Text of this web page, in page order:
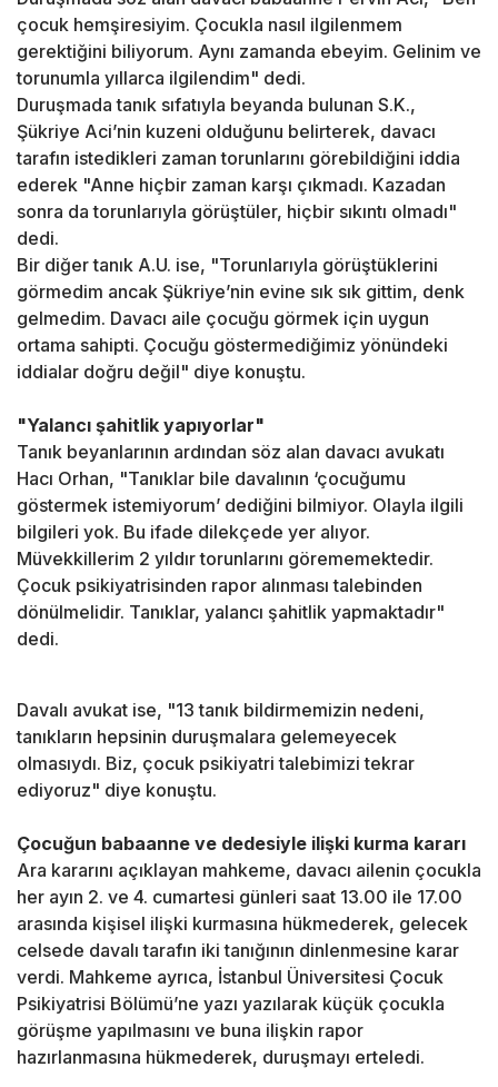
çocuk hemşiresiyim. Çocukla nasıl ilgilenmem
gerektiğini biliyorum. Aynı zamanda ebeyim. Gelinim ve
torunumla yıllarca ilgilendim" dedi.
Duruşmada tanık sıfatıyla beyanda bulunan S.K.,
Şükriye Aci’nin kuzeni olduğunu belirterek, davacı
tarafın istedikleri zaman torunlarını görebildiğini iddia
ederek "Anne hiçbir zaman karşı çıkmadı. Kazadan
sonra da torunlarıyla görüştüler, hiçbir sıkıntı olmadı"
dedi.
Bir diğer tanık A.U. ise, "Torunlarıyla görüştüklerini
görmedim ancak Şükriye’nin evine sık sık gittim, denk
gelmedim. Davacı aile çocuğu görmek için uygun
ortama sahipti. Çocuğu göstermediğimiz yönündeki
iddialar doğru değil" diye konuştu.
"Yalancı şahitlik yapıyorlar"
Tanık beyanlarının ardından söz alan davacı avukatı
Hacı Orhan, "Tanıklar bile davalının ‘çocuğumu
göstermek istemiyorum’ dediğini bilmiyor. Olayla ilgili
bilgileri yok. Bu ifade dilekçede yer alıyor.
Müvekkillerim 2 yıldır torunlarını görememektedir.
Çocuk psikiyatrisinden rapor alınması talebinden
dönülmelidir. Tanıklar, yalancı şahitlik yapmaktadır"
dedi.
Davalı avukat ise, "13 tanık bildirmemizin nedeni,
tanıkların hepsinin duruşmalara gelemeyecek
olmasıydı. Biz, çocuk psikiyatri talebimizi tekrar
ediyoruz" diye konuştu.
Çocuğun babaanne ve dedesiyle ilişki kurma kararı
Ara kararını açıklayan mahkeme, davacı ailenin çocukla
her ayın 2. ve 4. cumartesi günleri saat 13.00 ile 17.00
arasında kişisel ilişki kurmasına hükmederek, gelecek
celsede davalı tarafın iki tanığının dinlenmesine karar
verdi. Mahkeme ayrıca, İstanbul Üniversitesi Çocuk
Psikiyatrisi Bölümü’ne yazı yazılarak küçük çocukla
görüşme yapılmasını ve buna ilişkin rapor
hazırlanmasına hükmederek, duruşmayı erteledi.